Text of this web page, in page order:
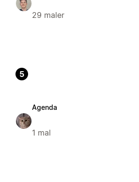
29 maler
5
Agenda
1 mal